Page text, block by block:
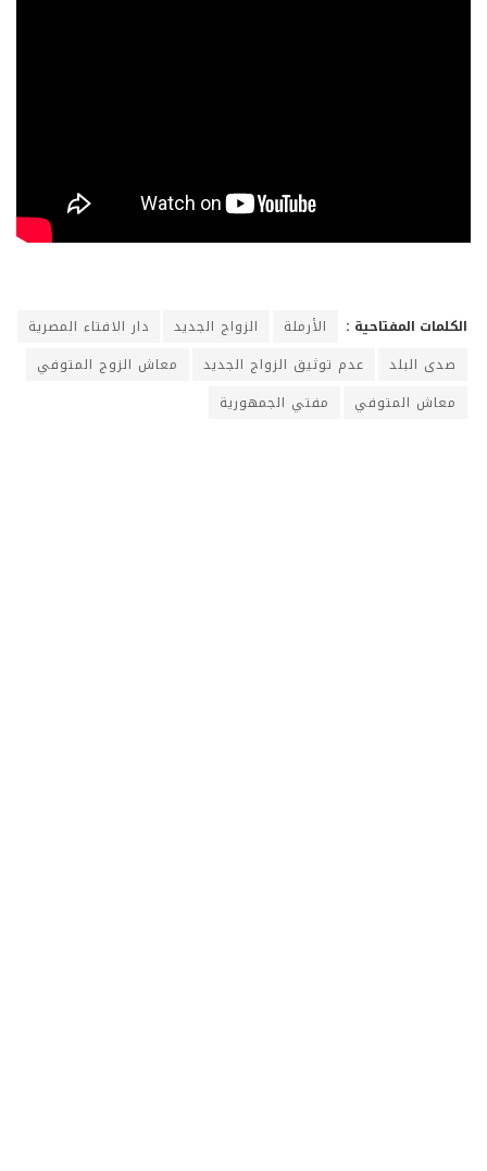
الكلمات المفتاحية : الأرملة الزواج الجديد
دار الافتاء المصرية
صدى البلد
عدم توثيق الزواج الجديد
معاش الزوج المتوفي
معاش المتوفي
مفتي الجمهورية